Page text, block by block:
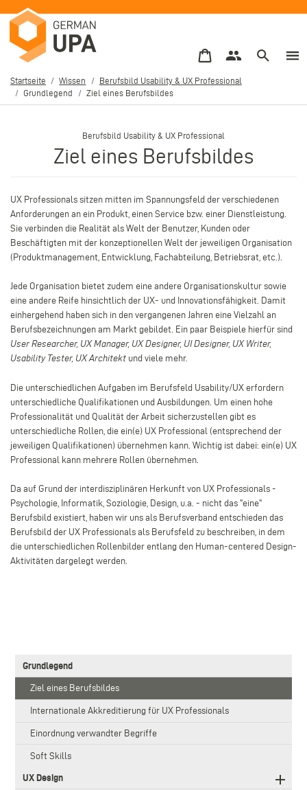
zum
Inhalt
Pfadnavigation
Startseite Wissen
Berufsbild Usability & UX Professional
Grundlegend
Ziel eines Berufsbildes
Main
navigation
Grundlegend
Ziel eines Berufsbildes
Internationale Akkreditierung für UX Professionals
Einordnung verwandter Begriffe
Soft Skills
UX Design
Berufsbild Usability & UX Professional
Ziel eines Berufsbildes
UX Professionals sitzen mitten im Spannungsfeld der verschiedenen
Anforderungen an ein Produkt, einen Service bzw. einer Dienstleistung.
Sie verbinden die Realität als Welt der Benutzer, Kunden oder
Beschäftigten mit der konzeptionellen Welt der jeweiligen Organisation
(Produktmanagement, Entwicklung, Fachabteilung, Betriebsrat, etc.).
Jede Organisation bietet zudem eine andere Organisationskultur sowie
eine andere Reife hinsichtlich der UX- und Innovationsfähigkeit. Damit
einhergehend haben sich in den vergangenen Jahren eine Vielzahl an
Berufsbezeichnungen am Markt gebildet. Ein paar Beispiele hierfür sind
User Researcher, UX Manager, UX Designer, UI Designer, UX Writer,
Usability Tester, UX Architekt und viele mehr.
Die unterschiedlichen Aufgaben im Berufsfeld Usability/UX erfordern
unterschiedliche Qualifikationen und Ausbildungen. Um einen hohe
Professionalität und Qualität der Arbeit sicherzustellen gibt es
unterschiedliche Rollen, die ein(e) UX Professional (entsprechend der
jeweiligen Qualifikationen) übernehmen kann. Wichtig ist dabei: ein(e) UX
Professional kann mehrere Rollen übernehmen.
Da auf Grund der interdisziplinären Herkunft von UX Professionals -
Psychologie, Informatik, Soziologie, Design, u.a. - nicht das "eine"
Berufsbild existiert, haben wir uns als Berufsverband entschieden das
Berufsbild der UX Professionals als Berufsfeld zu beschreiben, in dem
die unterschiedlichen Rollenbilder entlang den Human-centered Design-
Aktivitäten dargelegt werden.